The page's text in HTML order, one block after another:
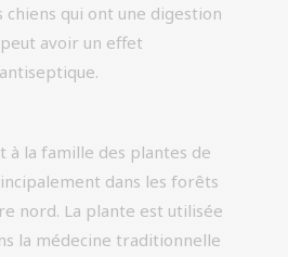
qui ont une digestion
avoir un effet
à la famille des plantes de
dans les forêts
nord. La plante est utilisée
la médecine traditionnelle